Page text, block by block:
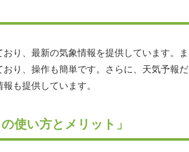
り、最新の気象情報を提供しています。ま
り、操作も簡単です。さらに、天気予報だ
も提供しています。
使い方とメリット」